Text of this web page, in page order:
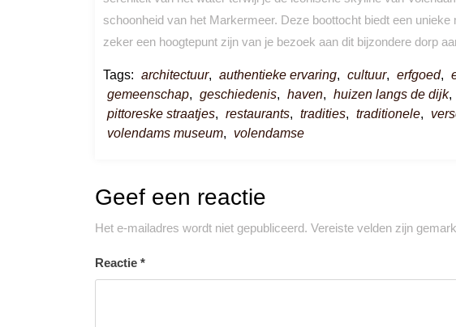
schoonheid van het Markermeer. Deze boottocht biedt een
zeker een hoogtepunt zijn van je bezoek aan dit bijzondere dorp
Tags: architectuur, authentieke ervaring, cultuur, erfgoed,
gemeenschap, geschiedenis, haven, huizen langs de dijk,
pittoreske straatjes, restaurants, tradities, traditionele,
volendams museum, volendamse
Geef een reactie
Het e-mailadres wordt niet gepubliceerd. Vereiste velden zijn
Reactie *